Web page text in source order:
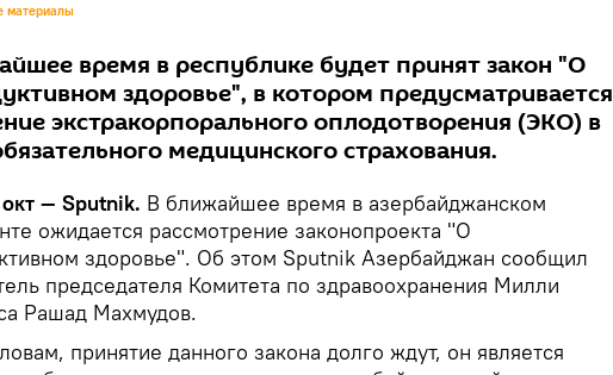
материалы
время в республике будет принят закон "О
здоровье", в котором предусматривается
экстракорпорального оплодотворения (ЭКО) в
медицинского страхования.
— Sputnik. В ближайшее время в азербайджанском
ожидается рассмотрение законопроекта "О
здоровье". Об этом Sputnik Азербайджан сообщил
председателя Комитета по здравоохранения Милли
Рашад Махмудов.
принятие данного закона долго ждут, он является